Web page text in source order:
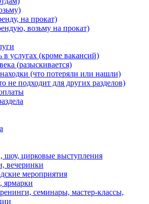
на прокат)
возьму на прокат)
услугах (кроме вакансий)
(разыскивается)
(что потеряли или нашли)
не подходит для других разделов)
шоу, цирковые выступления
вечеринки
мероприятия
ярмарки
семинары, мастер-классы,